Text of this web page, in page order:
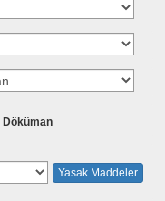
Döküman
Yasak Maddeler